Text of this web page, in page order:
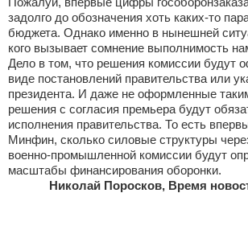
задолго до обозначения хоть каких-то
бюджета. Однако именно в нынешней
кого вызывает сомнение выполнимость
Дело в том, что решения комиссии будут
виде постановлений правительства или
президента. И даже не оформленные
решения с согласия премьера будут
исполнения правительства. То есть
Минфин, сколько силовые структуры
военно-промышленной комиссии будут
масштабы финансирования оборонки.
Николай Поросков, Время